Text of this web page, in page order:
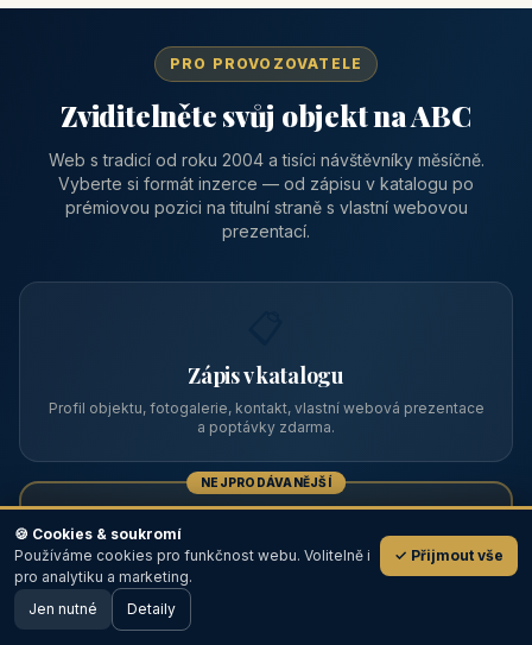
PRO PROVOZOVATELE
Zviditelněte svůj objekt na ABC
Web s tradicí od roku 2004 a tisíci návštěvníky měsíčně.
Vyberte si formát inzerce — od zápisu v katalogu po
prémiovou pozici na titulní straně s vlastní webovou
prezentací.
Zápis v katalogu
Profil objektu, fotogalerie, kontakt, vlastní webová prezentace
a poptávky zdarma.
NEJPRODÁVANĚJŠÍ
Prémiový partner
TOP pozice na titulce, přednost ve výpisech, zlatý odznak a
💬
🖥️ Desktop verze
🍪 Cookies & soukromí
Používáme cookies pro funkčnost webu. Volitelně i
pro analytiku a marketing.
✓ Přijmout vše
Jen nutné Detaily